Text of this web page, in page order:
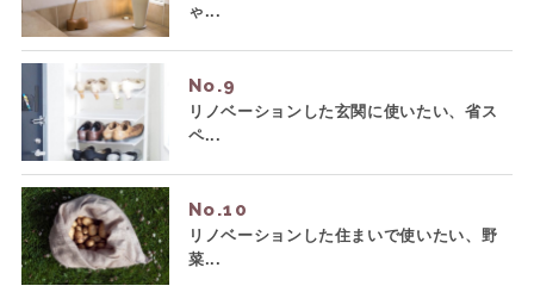
ゃ...
No.
リノベーションした玄関に使いたい、省ス
ペ...
No.
リノベーションした住まいで使いたい、野
菜...